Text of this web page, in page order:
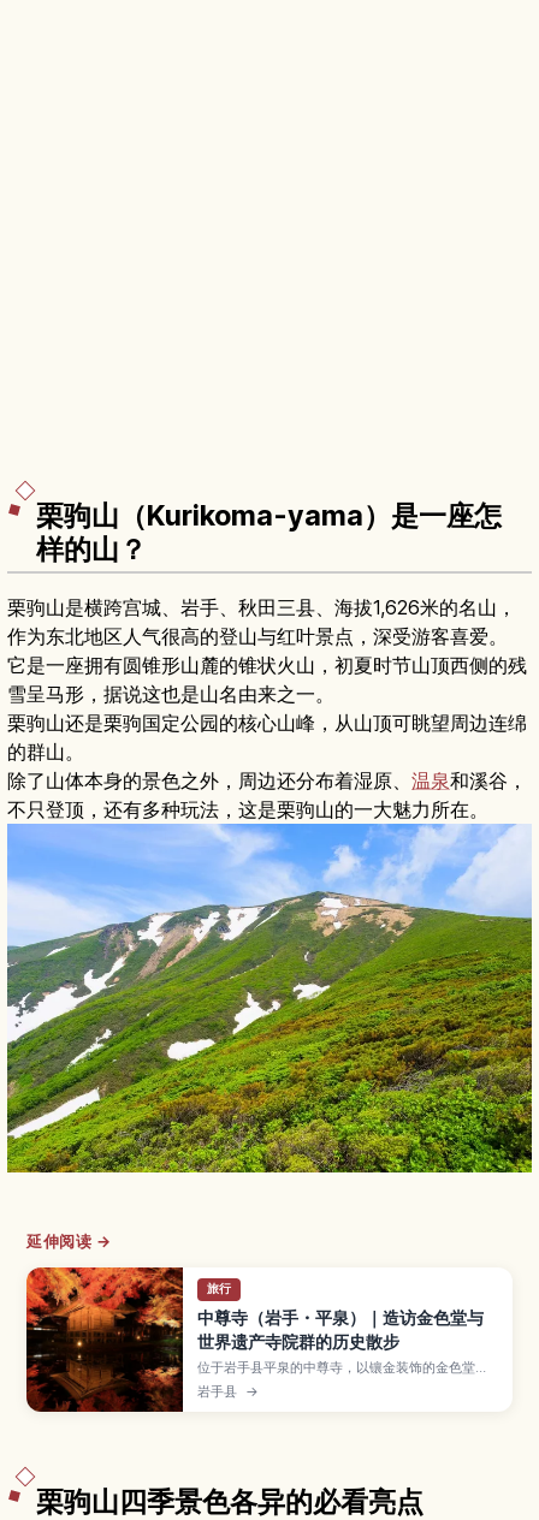
栗驹山（Kurikoma-yama）是一座怎
样的山？
栗驹山是横跨宫城、岩手、秋田三县、海拔1,626米的名山，
作为东北地区人气很高的登山与红叶景点，深受游客喜爱。
它是一座拥有圆锥形山麓的锥状火山，初夏时节山顶西侧的残
雪呈马形，据说这也是山名由来之一。
栗驹山还是栗驹国定公园的核心山峰，从山顶可眺望周边连绵
的群山。
除了山体本身的景色之外，周边还分布着湿原、 温泉和溪谷，
不只登顶，还有多种玩法，这是栗驹山的一大魅力所在。
延伸阅读 →
旅行
中尊寺（岩手・平泉）｜造访金色堂与
世界遗产寺院群的历史散步
位于岩手县平泉的中尊寺，以镶金装饰的金色堂和
遍布山林间的诸多伽蓝而被列入世界遗产。本文介
绍金色堂内部看点与奥州藤原氏的历史背景、通往
岩手县 →
栗驹山四季景色各异的必看亮点